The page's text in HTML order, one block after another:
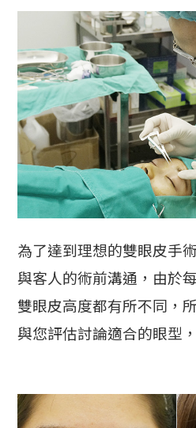
為了達到理想的雙眼皮手
與客人的術前溝通，由於
雙眼皮高度都有所不同，
與您評估討論適合的眼型